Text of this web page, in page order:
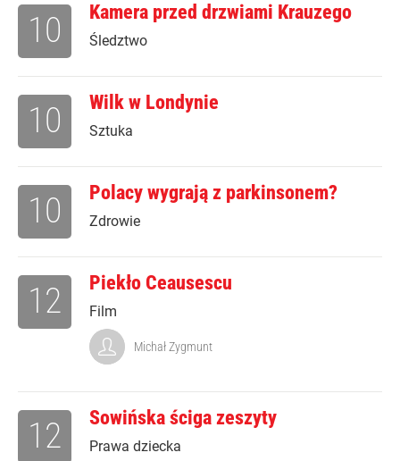
Kamera przed drzwiami Krauzego
Śledztwo
10
Wilk w Londynie
Sztuka
10
Polacy wygrają z parkinsonem?
Zdrowie
10
Piekło Ceausescu
Film
12
Michał Zygmunt
Sowińska ściga zeszyty
Prawa dziecka
12